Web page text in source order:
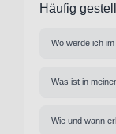
Häufig
Wo werde ich
Was ist in
Wie und wann